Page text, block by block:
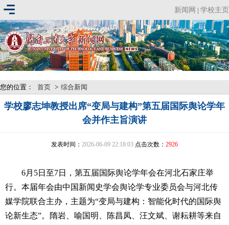
新闻网 学校主页
您的位置： 首页 > 综合新闻
学校廖志坤教授出席“变局与建构”第五届国际舆论学年
会并作主旨演讲
发表时间： 2026-06-09 22:18:03 点击次数： 2926
6月5日至7日，第五届国际舆论学年会在河北石家庄举
行。本届年会由中国新闻史学会舆论学专业委员会与河北传
媒学院联合主办，主题为“变局与建构：智能化时代的国际舆
论新生态”。隋岩、喻国明、陈昌凤、汪文斌、谢耘耕等来自